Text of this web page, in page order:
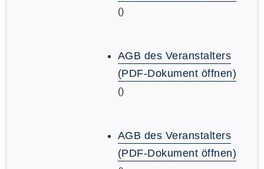
()
AGB des Veranstalters
(PDF-Dokument öffnen)
()
AGB des Veranstalters
(PDF-Dokument öffnen)